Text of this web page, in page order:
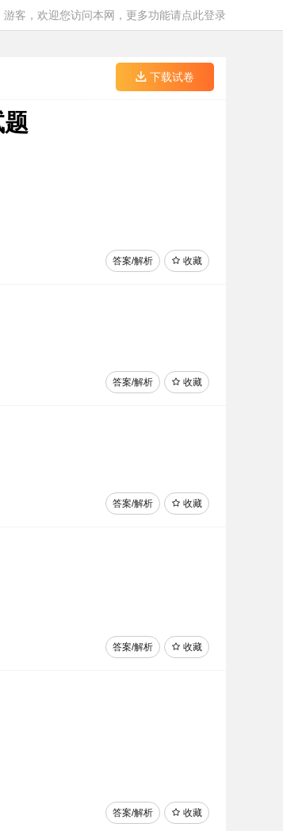
游客，欢迎您访问本网，更多功能请点此登录
下载试卷
收藏
答案/解析
收藏
答案/解析
收藏
答案/解析
收藏
答案/解析
收藏
答案/解析